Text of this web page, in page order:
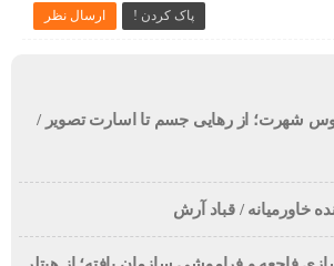
ارسال نظر پاک کردن !
شهرت؛ از رهایی جسم تا اسارت تصویر /
خاورمیانه / قباد آرش